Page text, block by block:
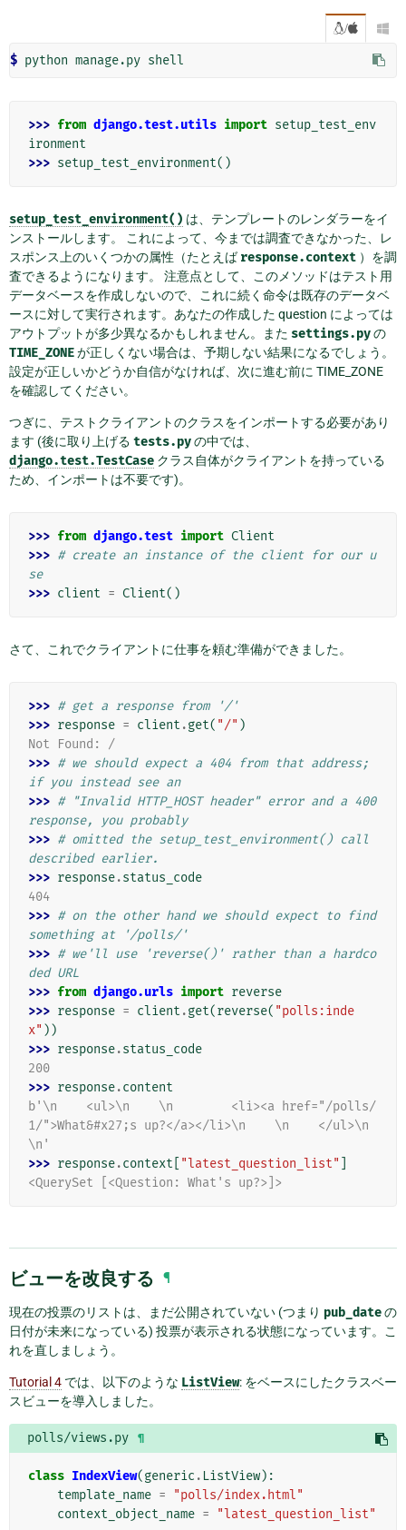
/ 
$
>>> from django.test.utils import setup_test_env
ironment
>>> setup_test_environment()
setup_test_environment() は、テンプレートのレンダラーをイ
ンストールします。 これによって、今までは調査できなかった、レ
スポンス上のいくつかの属性（たとえばresponse.context ）を調
査できるようになります。 注意点として、このメソッドはテスト用
データベースを作成しないので、これに続く命令は既存のデータベ
ースに対して実行されます。あなたの作成した question によっては
アウトプットが多少異なるかもしれません。また settings.pyの
TIME_ZONEが正しくない場合は、予期しない結果になるでしょう。
設定が正しいかどうか自信がなければ、次に進む前に TIME_ZONE
を確認してください。
つぎに、テストクライアントのクラスをインポートする必要があり
ます (後に取り上げる tests.pyの中では、
django.test.TestCase クラス自体がクライアントを持っている
ため、インポートは不要です)。
>>> from django.test import Client
>>> # create an instance of the client for our u
se
>>> client = Client()
さて、これでクライアントに仕事を頼む準備ができました。
>>> # get a response from '/'
>>> response = client .get( "/" )
Not Found: /
>>> # we should expect a 404 from that address;
if you instead see an
>>> # "Invalid HTTP_HOST header" error and a 400
response, you probably
>>> # omitted the setup_test_environment() call
described earlier.
>>> response.status_code
404
>>> # on the other hand we should expect to find
something at '/polls/'
>>> # we'll use 'reverse()' rather than a hardco
ded URL
>>> from django.urls import reverse
>>> response = client .get(reverse( "polls:inde
x" ))
>>> response.status_code
200
>>> response.content
b'\n    <ul>\n    \n        <li><a href="/polls/
1/">What&#x27;s up?</a></li>\n    \n    </ul>\n
\n'
>>> response.context "latest_question_list"
<QuerySet [<Question: What's up?>]>
ビューを改良する ¶
現在の投票のリストは、まだ公開されていない (つまり pub_dateの
日付が未来になっている) 投票が表示される状態になっています。こ
れを直しましょう。
Tutorial 4 では、以下のような ListView: をベースにしたクラスベー
スビューを導入しました。
polls/views.py ¶
class IndexView(generic . ListView):
template_name =
"polls/index.html"
context_object_name = "latest_question_list"